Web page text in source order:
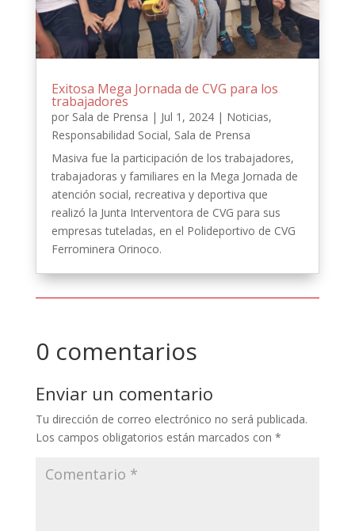
Exitosa Mega Jornada de CVG para los
trabajadores
por Sala de Prensa | Jul 1, 2024| Noticias,
Responsabilidad Social, Sala de Prensa
Masiva fue la participación de los trabajadores,
trabajadoras y familiares en la Mega Jornada de
atención social, recreativa y deportiva que
realizó la Junta Interventora de CVG para sus
empresas tuteladas, en el Polideportivo de CVG
Ferrominera Orinoco.
0 comentarios
Enviar un comentario
Tu dirección de correo electrónico no será publicada.
Los campos obligatorios están marcados con *